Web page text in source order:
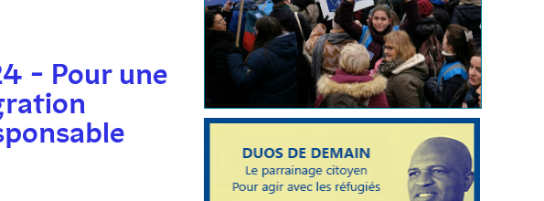
- Pour une